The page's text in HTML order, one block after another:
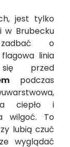
jest tylko
w Brubecku
o
linia
przed
podczas
ciepło i
wilgoć. To
lubią czuć
wyglądać